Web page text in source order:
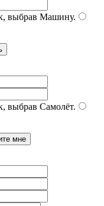
выбрав Машину.
выбрав Самолёт.